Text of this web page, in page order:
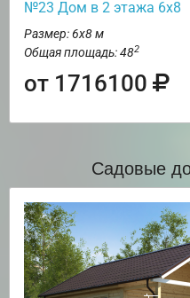
№23 Дом в 2 этажа 6х8
Размер: 6х8 м
Общая площадь: 482
от 1716100
Садовые